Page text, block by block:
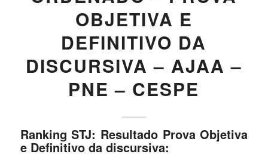
OBJETIVA E
DEFINITIVO DA
DISCURSIVA – AJAA –
PNE – CESPE
Ranking STJ: Resultado Prova Objetiva
e Definitivo da discursiva: